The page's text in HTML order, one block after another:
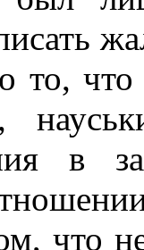
то,
в
что